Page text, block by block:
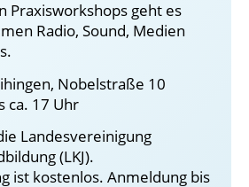
Praxisworkshops geht es
Radio, Sound, Medien
Nobelstraße 10
ca. 17 Uhr
Landesvereinigung
(LKJ).
ist kostenlos. Anmeldung bis